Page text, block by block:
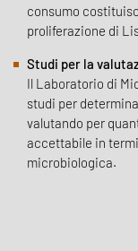
consumo
proliferazione di
Studi per la
Il Laboratorio di
studi per
valutando per
accettabile in
microbiologica.